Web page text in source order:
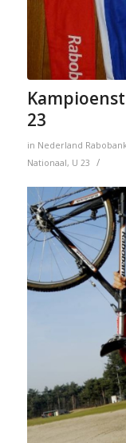
23
in Nederland Rabobank
Nationaal, U 23 /